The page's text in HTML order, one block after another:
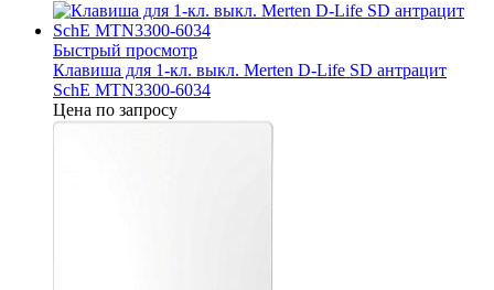
Быстрый просмотр
Клавиша для 1-кл. выкл. Merten D-Life SD антрацит
SchE MTN3300-6034
Цена по запросу